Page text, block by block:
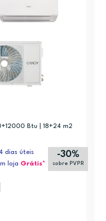
Btu | 18+24 m2
dias úteis
loja Grátis*
-30%
sobre PVPR